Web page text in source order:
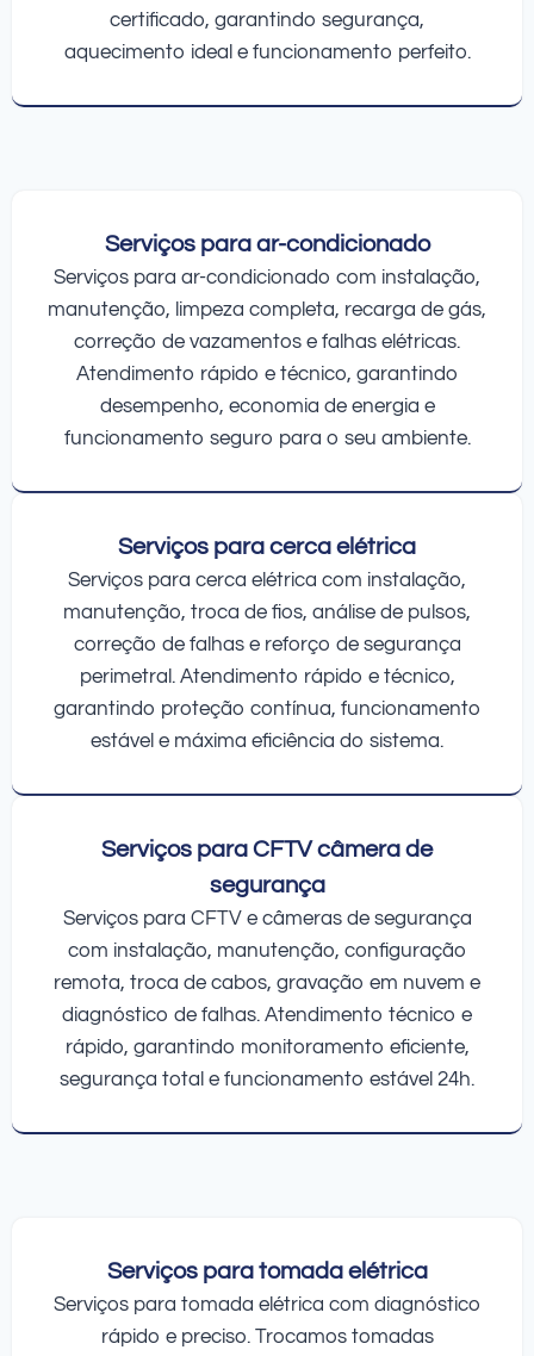
certificado, garantindo segurança,
aquecimento ideal e funcionamento perfeito.
Serviços para ar-condicionado
Serviços para ar-condicionado com instalação,
manutenção, limpeza completa, recarga de gás,
correção de vazamentos e falhas elétricas.
Atendimento rápido e técnico, garantindo
desempenho, economia de energia e
funcionamento seguro para o seu ambiente.
Serviços para cerca elétrica
Serviços para cerca elétrica com instalação,
manutenção, troca de fios, análise de pulsos,
correção de falhas e reforço de segurança
perimetral. Atendimento rápido e técnico,
garantindo proteção contínua, funcionamento
estável e máxima eficiência do sistema.
Serviços para CFTV câmera de
segurança
Serviços para CFTV e câmeras de segurança
com instalação, manutenção, configuração
remota, troca de cabos, gravação em nuvem e
diagnóstico de falhas. Atendimento técnico e
rápido, garantindo monitoramento eficiente,
segurança total e funcionamento estável 24h.
Serviços para tomada elétrica
Serviços para tomada elétrica com diagnóstico
rápido e preciso. Trocamos tomadas